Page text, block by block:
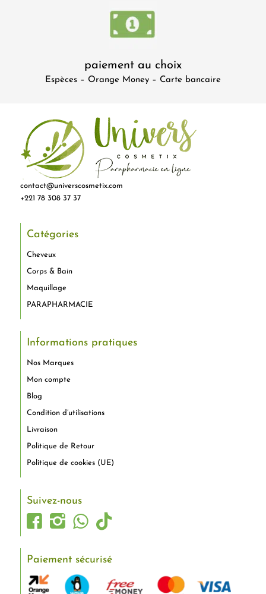
paiement au choix
Espèces – Orange Money – Carte bancaire
contact@universcosmetix.com
+221 78 308 37 37
Catégories
Cheveux
Corps & Bain
Maquillage
PARAPHARMACIE
Informations pratiques
Nos Marques
Mon compte
Blog
Condition d’utilisations
Livraison
Politique de Retour
Politique de cookies (UE)
Suivez-nous
Paiement sécurisé